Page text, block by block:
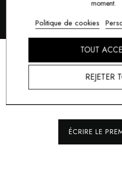
AVIS
ÉCRIRE LE
moment.
Politique de cookies
REJETER
TOUT